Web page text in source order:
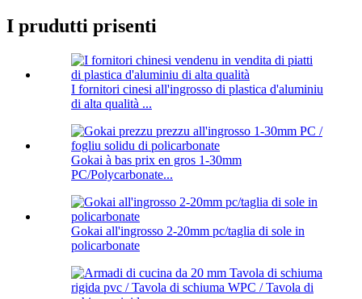
I prudutti prisenti
I fornitori cinesi all'ingrosso di plastica d'aluminiu
di alta qualità ...
Gokai à bas prix en gros 1-30mm
PC/Polycarbonate...
Gokai all'ingrosso 2-20mm pc/taglia di sole in
policarbonate